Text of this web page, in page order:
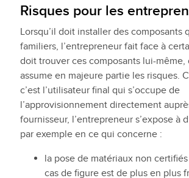
Risques pour les
Lorsqu’il doit installer des composants
familiers, l’entrepreneur fait face à
doit trouver ces composants lui-même,
assume en majeure partie les risques.
c’est l’utilisateur final qui s’occupe de
l’approvisionnement directement
fournisseur, l’entrepreneur s’expose à
par exemple en ce qui concerne :
la pose de matériaux non
cas de figure est de plus en plus